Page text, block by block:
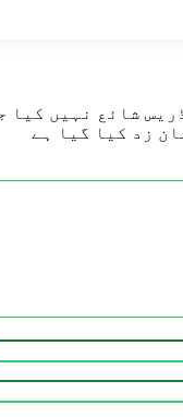
شائع نہیں کیا
زد کیا گیا ہے